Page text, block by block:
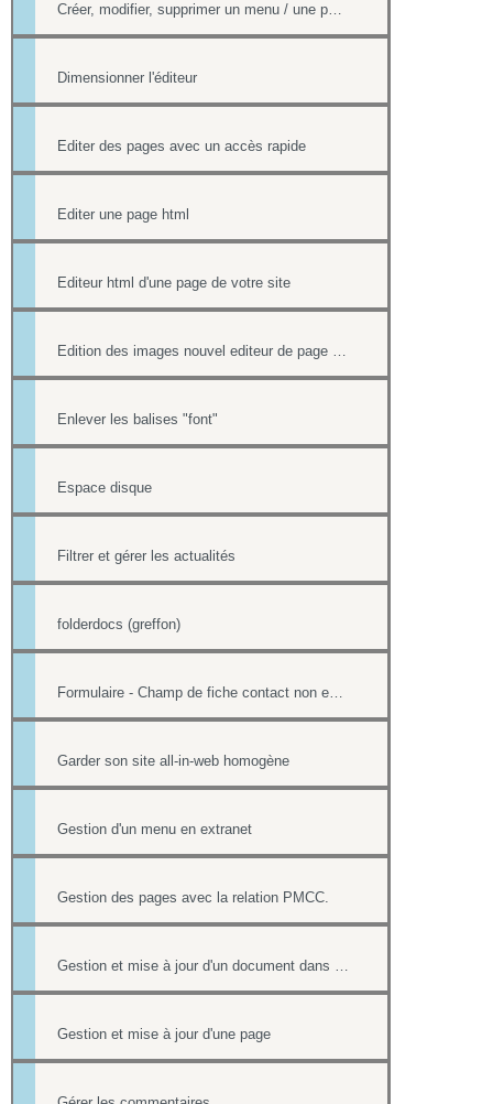
Créer, modifier, supprimer un menu / une page
Dimensionner l'éditeur
Editer des pages avec un accès rapide
Editer une page html
Editeur html d'une page de votre site
Edition des images nouvel editeur de page html
Enlever les balises "font"
Espace disque
Filtrer et gérer les actualités
folderdocs (greffon)
Formulaire - Champ de fiche contact non editable
Garder son site all-in-web homogène
Gestion d'un menu en extranet
Gestion des pages avec la relation PMCC.
Gestion et mise à jour d'un document dans une page
Gestion et mise à jour d'une page